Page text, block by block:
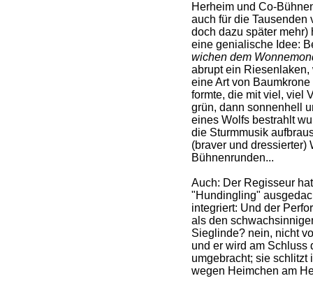
Herheim und Co-
auch für die Tausenden
doch dazu später mehr)
eine genialische Idee:
wichen dem
abrupt ein
eine Art von
formte, die mit viel, viel
grün, dann sonnenhell
eines Wolfs bestrahlt
die Sturmmusik
(braver und dressierter)
Bühnenrunden...
Auch: Der Regisseur
"Hundingling"
integriert: Und der
als den
Sieglinde? nein, nicht
und er wird am Schluss
umgebracht; sie schlitzt
wegen Heimchen am